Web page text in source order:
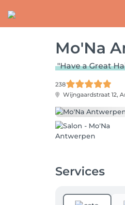
Mo'Na
"Have a Great
238
Wijngaardstraat 12,
Services